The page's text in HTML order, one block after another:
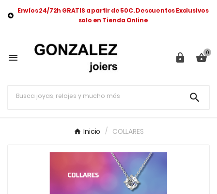

Envíos 24/72h GRATIS a partir de 50€. Descuentos Exclusivos
solo en Tienda Online
  0

Inicio COLLARES